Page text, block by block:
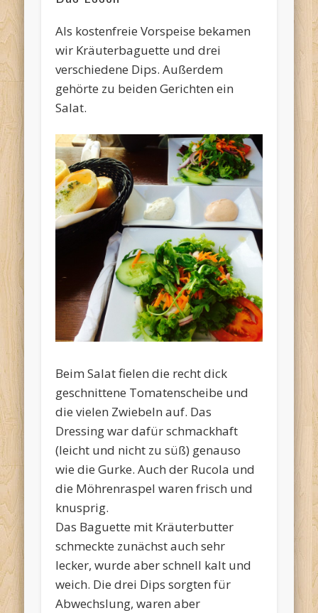
Als kostenfreie Vorspeise bekamen
wir Kräuterbaguette und drei
verschiedene Dips. Außerdem
gehörte zu beiden Gerichten ein
Salat.
Beim Salat fielen die recht dick
geschnittene Tomatenscheibe und
die vielen Zwiebeln auf. Das
Dressing war dafür schmackhaft
(leicht und nicht zu süß) genauso
wie die Gurke. Auch der Rucola und
die Möhrenraspel waren frisch und
knusprig.
Das Baguette mit Kräuterbutter
schmeckte zunächst auch sehr
lecker, wurde aber schnell kalt und
weich. Die drei Dips sorgten für
Abwechslung, waren aber